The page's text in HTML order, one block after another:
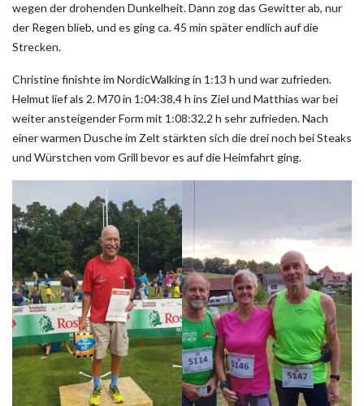
wegen der drohenden Dunkelheit. Dann zog das Gewitter ab, nur
der Regen blieb, und es ging ca. 45 min später endlich auf die
Strecken.
Christine finishte im NordicWalking in 1:13 h und war zufrieden.
Helmut lief als 2. M70 in 1:04:38,4 h ins Ziel und Matthias war bei
weiter ansteigender Form mit 1:08:32,2 h sehr zufrieden. Nach
einer warmen Dusche im Zelt stärkten sich die drei noch bei Steaks
und Würstchen vom Grill bevor es auf die Heimfahrt ging.